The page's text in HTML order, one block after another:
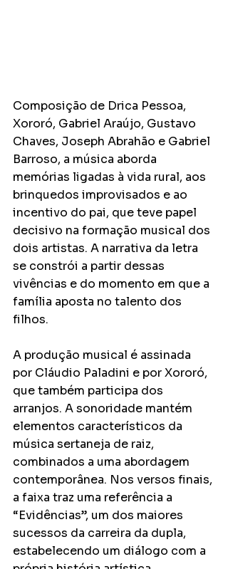
Composição de Drica Pessoa,
Xororó, Gabriel Araújo, Gustavo
Chaves, Joseph Abrahão e Gabriel
Barroso, a música aborda
memórias ligadas à vida rural, aos
brinquedos improvisados e ao
incentivo do pai, que teve papel
decisivo na formação musical dos
dois artistas. A narrativa da letra
se constrói a partir dessas
vivências e do momento em que a
família aposta no talento dos
filhos.
A produção musical é assinada
por Cláudio Paladini e por Xororó,
que também participa dos
arranjos. A sonoridade mantém
elementos característicos da
música sertaneja de raiz,
combinados a uma abordagem
contemporânea. Nos versos finais,
a faixa traz uma referência a
“Evidências”, um dos maiores
sucessos da carreira da dupla,
estabelecendo um diálogo com a